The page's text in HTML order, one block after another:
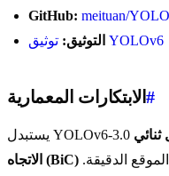
GitHub: meituan/
التوثيق: توثيق YOLOv6
الابتكارات المعمارية#
ثنائي
الاتجاه (BiC)